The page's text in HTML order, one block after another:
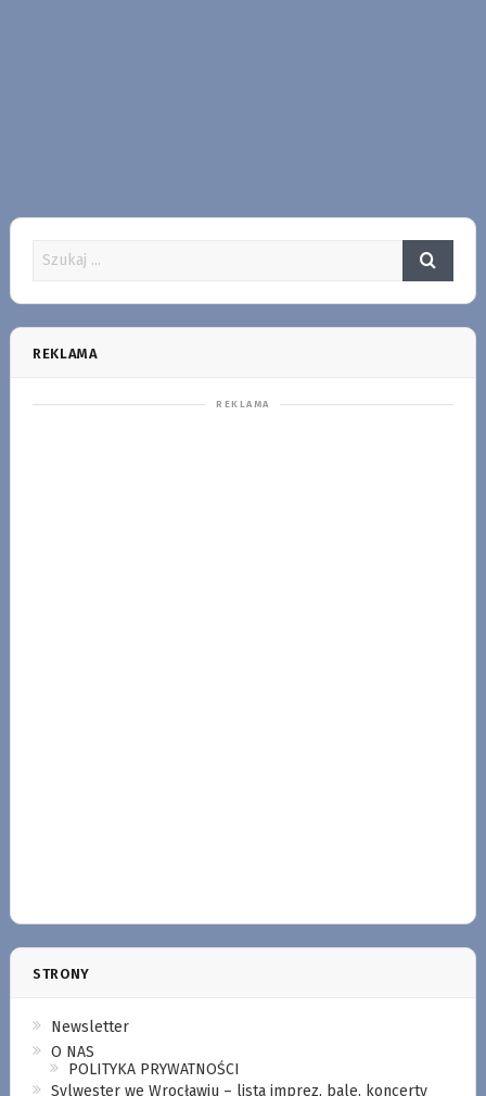
REKLAMA
STRONY
Newsletter
O NAS
POLITYKA PRYWATNOŚCI
Sylwester we Wrocławiu – lista imprez, bale, koncerty